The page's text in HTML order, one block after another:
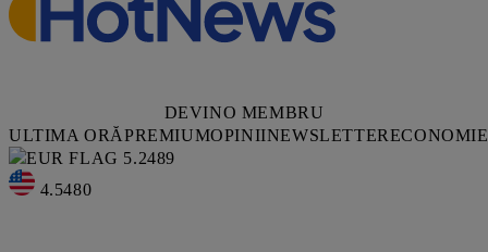
DEVINO MEMBRU
ULTIMA ORĂPREMIUMOPINIINEWSLETTERECONOMIE
5.2489
4.5480